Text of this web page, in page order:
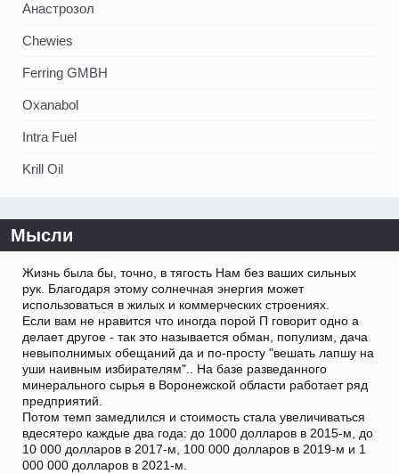
Анастрозол
Chewies
Ferring GMBH
Oxanabol
Intra Fuel
Krill Oil
Мысли
Жизнь была бы, точно, в тягость Нам без ваших сильных
рук. Благодаря этому солнечная энергия может
использоваться в жилых и коммерческих строениях.
Если вам не нравится что иногда порой П говорит одно а
делает другое - так это называется обман, популизм, дача
невыполнимых обещаний да и по-просту "вешать лапшу на
уши наивным избирателям".. На базе разведанного
минерального сырья в Воронежской области работает ряд
предприятий.
Потом темп замедлился и стоимость стала увеличиваться
вдесятеро каждые два года: до 1000 долларов в 2015-м, до
10 000 долларов в 2017-м, 100 000 долларов в 2019-м и 1
000 000 долларов в 2021-м.